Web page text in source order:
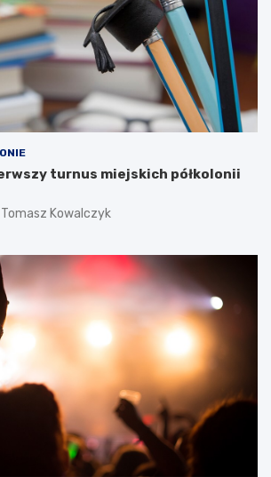
turnus miejskich półkolonii
Tomasz Kowalczyk